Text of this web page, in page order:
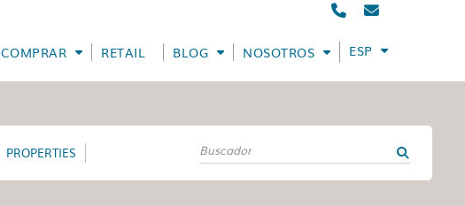
COMPRAR RETAIL BLOG NOSOTROS ESPAÑOL
PROPERTIES